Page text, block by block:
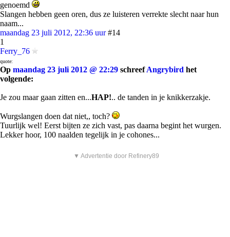
genoemd
Slangen hebben geen oren, dus ze luisteren verrekte slecht naar hun
naam...
maandag 23 juli 2012, 22:36 uur #14
1
Ferry_76
quote:
Op maandag 23 juli 2012 @ 22:29 schreefAngrybird het
volgende:
Je zou maar gaan zitten en...HAP!.. de tanden in je knikkerzakje.
Wurgslangen doen dat niet,, toch?
Tuurlijk wel! Eerst bijten ze zich vast, pas daarna begint het wurgen.
Lekker hoor, 100 naalden tegelijk in je cohones...
▼ Advertentie door Refinery89